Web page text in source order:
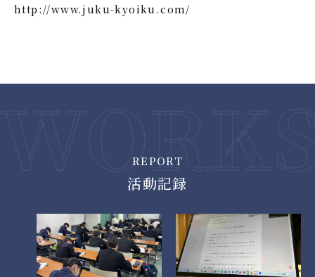
http://www.juku-kyoiku.com/
REPORT
活動記録